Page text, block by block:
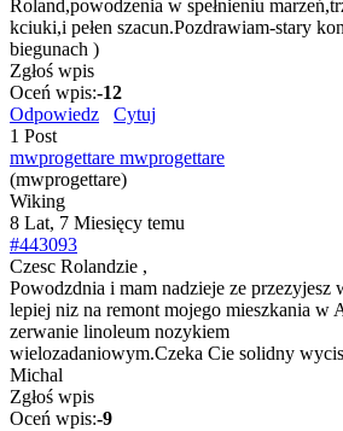
Roland,powodzenia w spełnieniu
kciuki,i pełen szacun.Pozdrawiam-stary
biegunach )
Zgłoś wpis
Oceń wpis:-12
Odpowiedz
Cytuj
1 Post
mwprogettare mwprogettare
(mwprogettare)
Wiking
8 Lat, 7 Miesięcy temu
#443093
Czesc Rolandzie ,
Powodzdnia i mam nadzieje ze przezyjesz
lepiej niz na remont mojego mieszkania w
zerwanie linoleum nozykiem
wielozadaniowym.Czeka Cie solidny
Michal
Zgłoś wpis
Oceń wpis:-9